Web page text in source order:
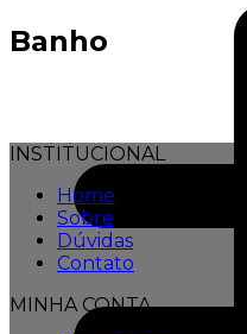
Banho
INSTITUCIONAL
Home
Sobre
Dúvidas
Contato
MINHA CONTA